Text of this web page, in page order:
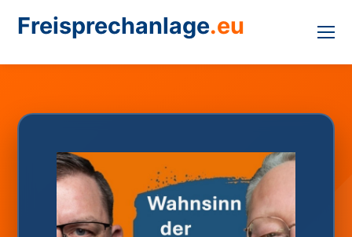
Freisprechanlage.eu